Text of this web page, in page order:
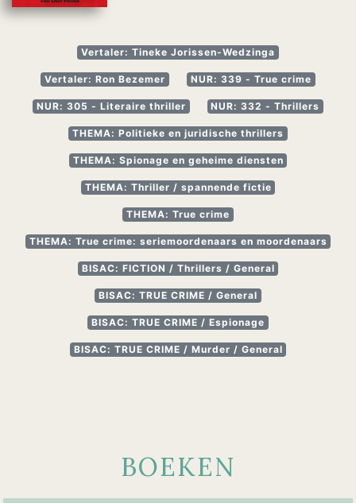
Vertaler: Tineke Jorissen-Wedzinga
Vertaler: Ron Bezemer NUR: 339 - True crime
NUR: 305 - Literaire thriller NUR: 332 - Thrillers
THEMA: Politieke en juridische thrillers
THEMA: Spionage en geheime diensten
THEMA: Thriller / spannende fictie
THEMA: True crime
THEMA: True crime: seriemoordenaars en moordenaars
BISAC: FICTION / Thrillers / General
BISAC: TRUE CRIME / General
BISAC: TRUE CRIME / Espionage
BISAC: TRUE CRIME / Murder / General
BOEKEN